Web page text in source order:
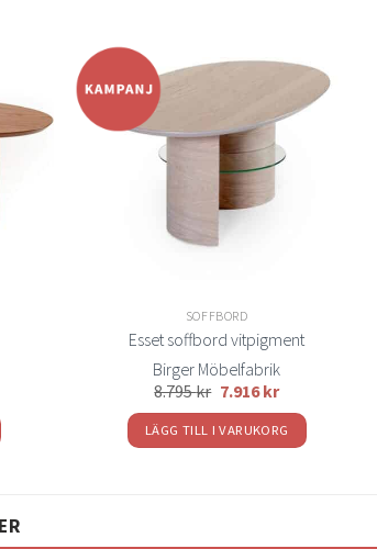
Lägg
till i
SOFFBORD
Esset soffbord vitpigment
Birger Möbelfabrik
8.795kr 7.916kr
LÄGG TILL I VARUKORG